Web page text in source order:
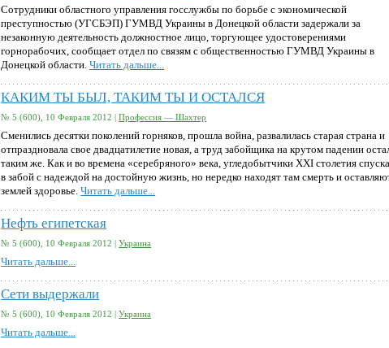
Сотрудники областного управления госслужбы по борьбе с экономической
преступностью (УГСБЭП) ГУМВД Украины в Донецкой области задержали за
незаконную деятельность должностное лицо, торгующее удостоверениями
горнорабочих, сообщает отдел по связям с общественностью ГУМВД Украины в
Донецкой области.Читать дальше...
КАКИМ ТЫ БЫЛ, ТАКИМ ТЫ И ОСТАЛСЯ
№ 5 (600), 10 Февраля 2012 |Профессия — Шахтер
Сменились десятки поколений горняков, прошла война, развалилась старая страна и
отпраздновала свое двадцатилетие новая, а труд забойщика на крутом падении
таким же. Как и во времена «серебряного» века, угледобытчики XXI столетия
в забой с надеждой на достойную жизнь, но нередко находят там смерть и
землей здоровье.Читать дальше...
Нефть египетская
№ 5 (600), 10 Февраля 2012 |Украина
Читать дальше...
Сети выдержали
№ 5 (600), 10 Февраля 2012 |Украина
Читать дальше...